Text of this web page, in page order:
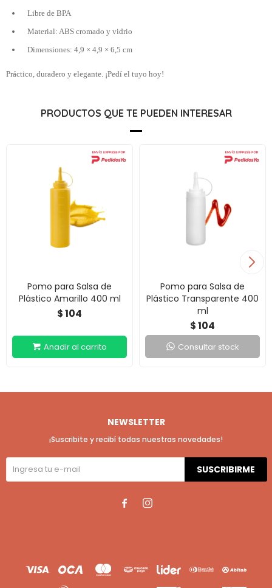
Libre de BPA
Material: ABS cromado y vidrio
Dimensiones: 4,9 × 4,9 × 6,5 cm
Práctico, duradero y elegante. ¡Pedí el tuyo hoy!
PRODUCTOS QUE TE PUEDEN INTERESAR
Pomo para Salsa de
Plástico Amarillo 400 ml
$104
Pomo para Salsa de
Plástico Transparente 400
ml
$104
Consultar stock
NEWSLETTER
¡Suscribite y recibí todas nuestras novedades!
SUSCRIBIRME
 